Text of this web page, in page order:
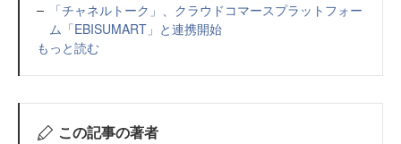
「チャネルトーク」、クラウドコマースプラットフォー
ム「EBISUMART」と連携開始
もっと読む
この記事の著者